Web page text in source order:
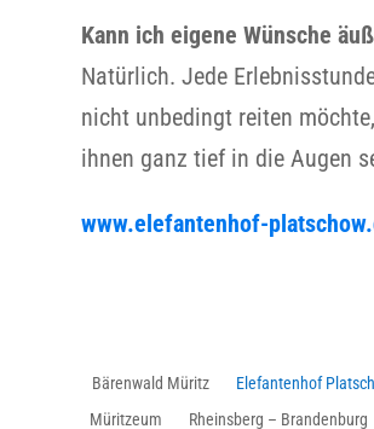
Kann ich eigene Wünsche
Natürlich. Jede
nicht unbedingt reiten
ihnen ganz tief in die Augen
www.elefantenhof-
Bärenwald Müritz Elefantenhof
Müritzeum
Rheinsberg – Brandenburg